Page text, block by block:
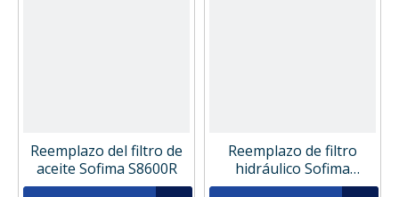
Reemplazo del filtro de
aceite Sofima S8600R
Reemplazo de filtro
hidráulico Sofima
CA301AFD1